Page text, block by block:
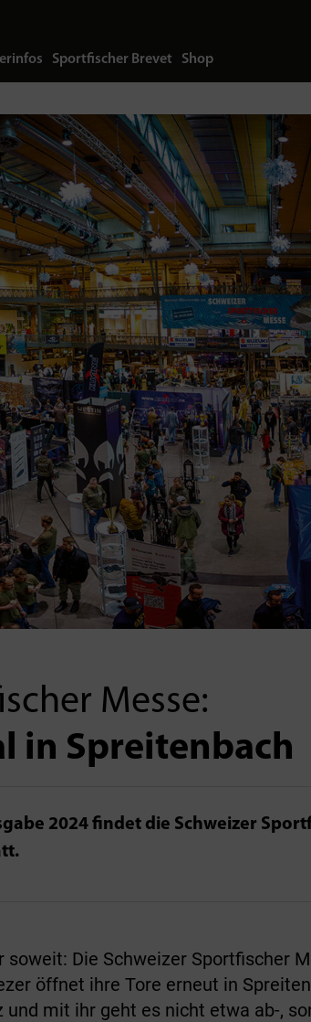
Sportfischer Brevet Shop
Messe:
in Spreitenbach
2024 findet die Schweizer
soweit: Die Schweizer Sportfischer
öffnet ihre Tore erneut in
mit ihr geht es nicht etwa ab-,